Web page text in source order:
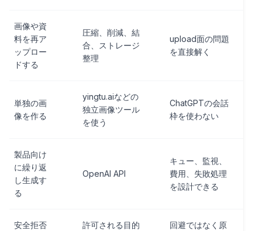
画像や資
料を再ア
ップロー
ドする
圧縮、削減、結
合、ストレージ
整理
upload面の問題
を直接解く
単独の画
像を作る
yingtu.aiなどの
独立画像ツール
を使う
ChatGPTの会話
枠を使わない
製品向け
に繰り返
し生成す
る
OpenAI API
キュー、監視、
費用、失敗処理
を設計できる
安全拒否
許可される目的
回避ではなく原